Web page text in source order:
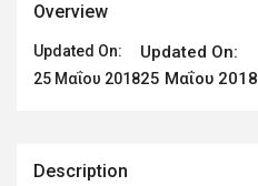
Overview
Updated On:
25 Μαΐου 2018
Updated On:
25 Μαΐου 2018
Description